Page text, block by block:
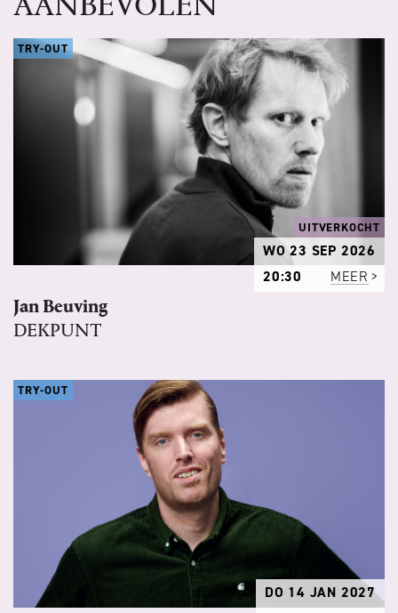
TRY-OUT
UITVERKOCHT
WO 23 SEP 2026
20:30
MEER
Jan Beuving
DEKPUNT
TRY-OUT
DO 14 JAN 2027